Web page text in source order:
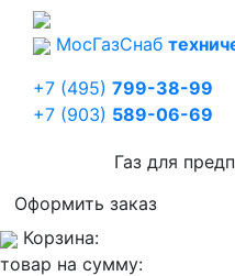
МосГазСнаб
+7 (495) 799-38-99
+7 (903) 589-06-69
Газ для
Оформить заказ
Корзина:
товар на сумму: